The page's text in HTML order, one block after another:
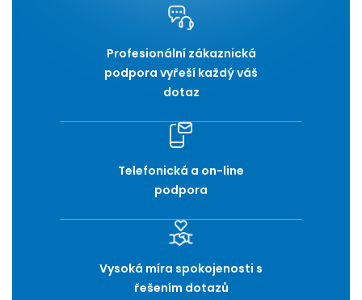
Profesionální zákaznická
podpora vyřeší každý váš
dotaz
Telefonická a on-line
podpora
Vysoká míra spokojenosti s
řešením dotazů